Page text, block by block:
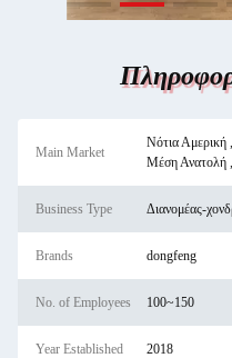
Main Market
Νότια Αμερική
Μέση Ανατολή
Business Type Διανομέας-
Brands dongfeng
No. of Employees 100~150
Year Established 2018